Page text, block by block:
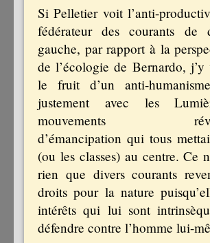
Si Pelletier voit l’anti-
fédérateur des courants de
gauche, par rapport à la
de l’écologie de Bernardo,
le fruit d’un anti-
justement avec les
mouvements
d’émancipation qui tous
(ou les classes) au centre. Ce
rien que divers courants
droits pour la nature
intérêts qui lui sont
défendre contre l’homme lui-